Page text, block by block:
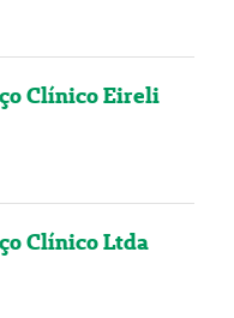
Clínico Eireli
Clínico Ltda